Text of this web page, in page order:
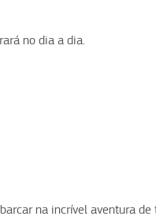
no dia a dia.
na incrível aventura